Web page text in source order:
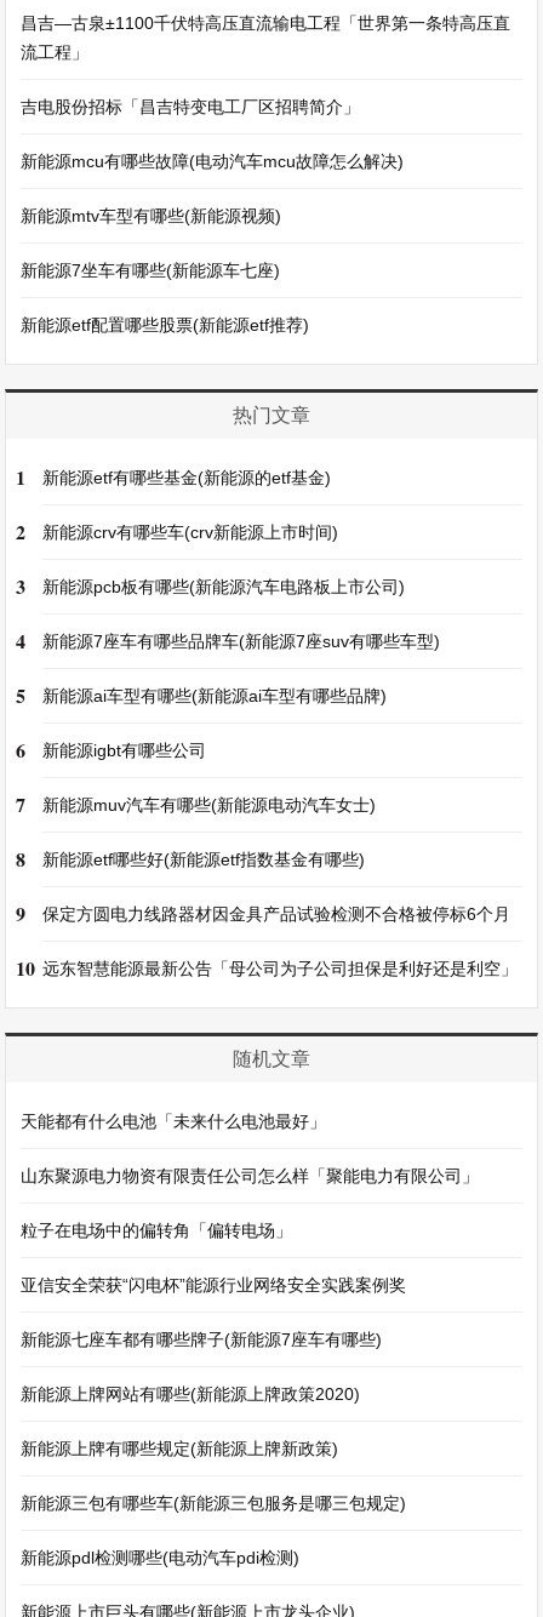
昌吉—古泉±1100千伏特高压直流输电工程「世界第一条特高压直
流工程」
吉电股份招标「昌吉特变电工厂区招聘简介」
新能源mcu有哪些故障(电动汽车mcu故障怎么解决)
新能源mtv车型有哪些(新能源视频)
新能源7坐车有哪些(新能源车七座)
新能源etf配置哪些股票(新能源etf推荐)
热门文章
1 新能源etf有哪些基金(新能源的etf基金)
2 新能源crv有哪些车(crv新能源上市时间)
3 新能源pcb板有哪些(新能源汽车电路板上市公司)
4 新能源7座车有哪些品牌车(新能源7座suv有哪些车型)
5 新能源ai车型有哪些(新能源ai车型有哪些品牌)
6 新能源igbt有哪些公司
7 新能源muv汽车有哪些(新能源电动汽车女士)
8 新能源etf哪些好(新能源etf指数基金有哪些)
9 保定方圆电力线路器材因金具产品试验检测不合格被停标6个月
10 远东智慧能源最新公告「母公司为子公司担保是利好还是利空」
随机文章
天能都有什么电池「未来什么电池最好」
山东聚源电力物资有限责任公司怎么样「聚能电力有限公司」
粒子在电场中的偏转角「偏转电场」
亚信安全荣获“闪电杯”能源行业网络安全实践案例奖
新能源七座车都有哪些牌子(新能源7座车有哪些)
新能源上牌网站有哪些(新能源上牌政策2020)
新能源上牌有哪些规定(新能源上牌新政策)
新能源三包有哪些车(新能源三包服务是哪三包规定)
新能源pdl检测哪些(电动汽车pdi检测)
新能源上市巨头有哪些(新能源上市龙头企业)